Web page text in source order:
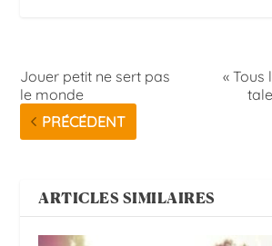
Jouer petit ne sert pas
le monde
PRÉCÉDENT
« Tous
ARTICLES SIMILAIRES